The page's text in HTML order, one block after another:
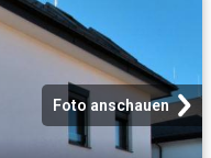
Foto anschauen